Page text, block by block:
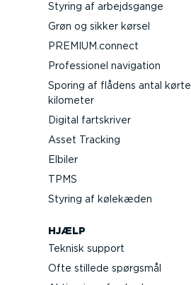
Styring af arbejds­gange
Grøn og sikker kørsel
PREMIUM.connect
Profes­sionel navigation
Sporing af flådens antal kørte
kilometer
Digital fartskriver
Asset Tracking
Elbiler
TPMS
Styring af kølekæden
HJÆLP
Teknisk support
Ofte stillede spørgsmål